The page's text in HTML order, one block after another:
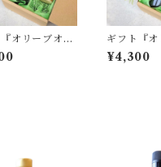
オリーブオイ
ルド)&にんに
ト』
ギフト『オ
ル(ミディ
にくペース
¥4,300